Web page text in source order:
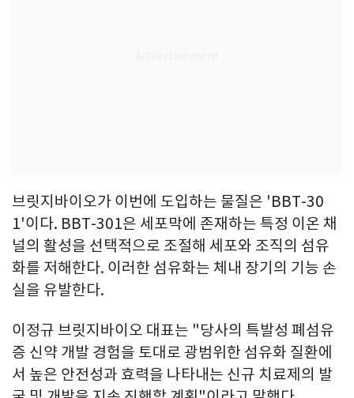
브릿지바이오가 이번에 도입하는 물질은 'BBT-30
1'이다. BBT-301은 세포막에 존재하는 특정 이온 채
널의 활성을 선택적으로 조절해 세포와 조직의 섬유
화를 저해한다. 이러한 섬유화는 체내 장기의 기능 손
실을 유발한다.
이정규 브릿지바이오 대표는 "당사의 특발성 폐섬유
증 신약 개발 경험을 토대로 광범위한 섬유화 질환에
서 높은 안전성과 효력을 나타내는 신규 치료제의 발